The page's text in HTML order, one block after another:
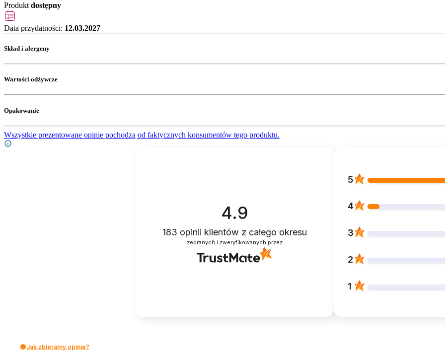
Produkt dostępny
Data przydatności: 12.03.2027
Skład i alergeny
Wartości odżywcze
Opakowanie
Wszystkie prezentowane opinie pochodzą od faktycznych konsumentów tego produktu.
4.9
183 opinii klientów z całego okresu
zebranych i zweryfikowanych przez
5
4
3
2
1
Jak zbieramy opinie?